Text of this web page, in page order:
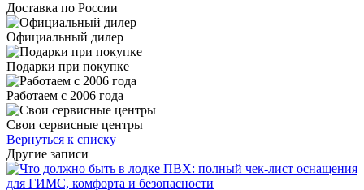
Доставка по России
Официальный дилер
Подарки при покупке
Работаем с 2006 года
Свои сервисные центры
Вернуться к списку
Другие записи